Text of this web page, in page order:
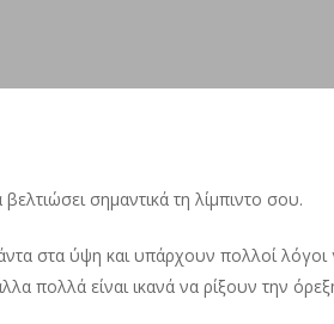
σημαντικά τη λίμπιντο σου.
στα ύψη και υπάρχουν πολλοί λόγοι
πολλά είναι ικανά να ρίξουν την